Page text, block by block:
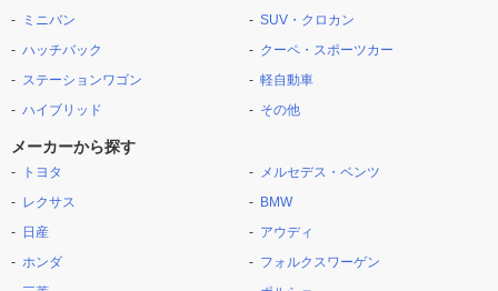
ミニバン
ハッチバック
ステーションワゴン
ハイブリッド
SUV・クロカン
クーペ・スポーツカー
軽自動車
その他
メーカーから探す
トヨタ
レクサス
日産
ホンダ
メルセデス・ベンツ
BMW
アウディ
フォルクスワーゲン